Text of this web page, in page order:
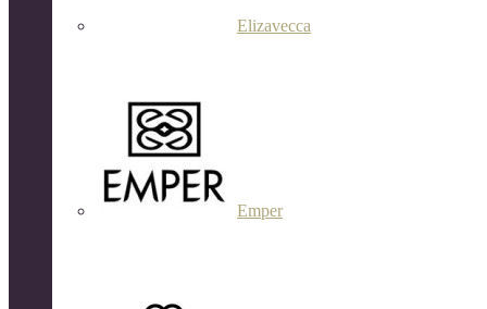
Elizavecca
Emper